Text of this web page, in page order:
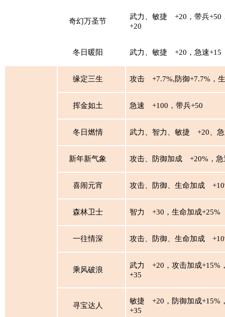
奇幻万圣节
武力、敏捷
+20，带兵+50
+20
冬日暖阳 武力、敏捷 +20，急速+15
缘定三生 攻击 +7.7%,防御+7.7%，
挥金如土 急速 +100，带兵+50
冬日燃情 武力、智力、敏捷 +20、
新年新气象 攻击、防御加成 +20%，急
喜闹元宵 攻击、防御、生命加成
森林卫士 智力 +30，生命加成+25%
一往情深 攻击、防御、生命加成
乘风破浪
武力
+20，攻击加成+15%
+35
寻宝达人
敏捷
+20，防御加成+15%
+35